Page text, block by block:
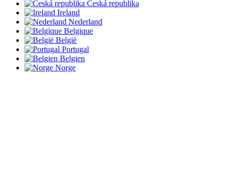
Česká republika
Ireland
Nederland
Belgique
België
Portugal
Belgien
Norge